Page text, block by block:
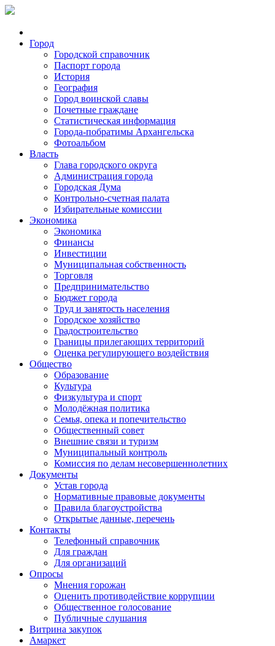
Город
Городской справочник
Паспорт города
История
География
Город воинской славы
Почетные граждане
Статистическая информация
Города-побратимы Архангельска
Фотоальбом
Власть
Глава городского округа
Администрация города
Городская Дума
Контрольно-счетная палата
Избирательные комиссии
Экономика
Экономика
Финансы
Инвестиции
Муниципальная собственность
Торговля
Предпринимательство
Бюджет города
Труд и занятость населения
Городское хозяйство
Градостроительство
Границы прилегающих территорий
Оценка регулирующего воздействия
Общество
Образование
Культура
Физкультура и спорт
Молодёжная политика
Семья, опека и попечительство
Общественный совет
Внешние связи и туризм
Муниципальный контроль
Комиссия по делам несовершеннолетних
Документы
Устав города
Нормативные правовые документы
Правила благоустройства
Открытые данные, перечень
Контакты
Телефонный справочник
Для граждан
Для организаций
Опросы
Мнения горожан
Оценить противодействие коррупции
Общественное голосование
Публичные слушания
Витрина закупок
Амаркет